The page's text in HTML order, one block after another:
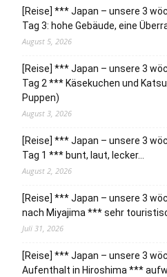
[Reise] *** Japan – unsere 3
Tag 3: hohe Gebäude, eine
August 5, 2026
[Reise] *** Japan – unsere 3
Tag 2 *** Käsekuchen und
Puppen)
August 3, 2026
[Reise] *** Japan – unsere 3
Tag 1 *** bunt, laut, lecker…
August 2, 2026
[Reise] *** Japan – unsere 3
nach Miyajima *** sehr
Juli 31, 2026
[Reise] *** Japan – unsere 3
Aufenthalt in Hiroshima ***